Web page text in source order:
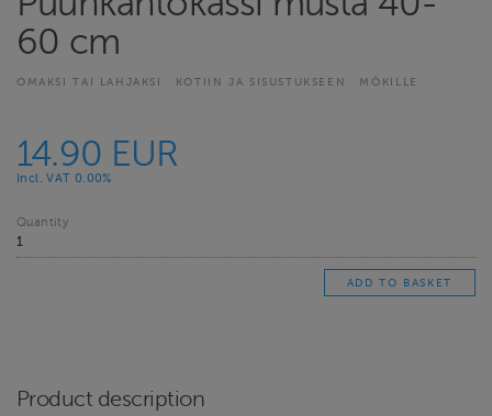
60 cm
OMAKSI TAI LAHJAKSI KOTIIN JA SISUSTUKSEEN MÖKILLE
14.90 EUR
Incl. VAT 0.00%
Quantity
Product description